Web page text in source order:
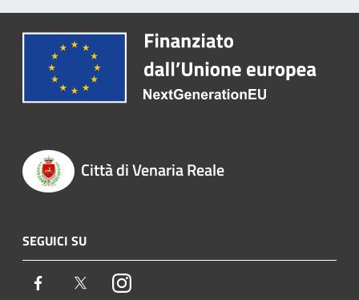
Città di Venaria Reale
SEGUICI SU
Facebook TwitterInstagram